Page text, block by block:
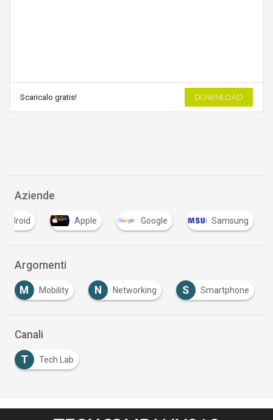
Scaricalo gratis! DOWNLOAD
Aziende
Android Apple Google Samsung
Argomenti
M Mobility N Networking S Smartphone
Canali
T Tech Lab